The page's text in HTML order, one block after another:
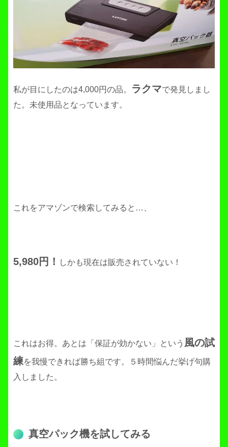
私が目にしたのは4,000円の品。 ラクマで発見しまし
た。未使用品となっています。
これをアマゾンで検索してみると…、
5,980円！ しかも現在は販売されていない！
これはお得。あとは「保証が効かない」という 風の試
練を我慢できれば勝ち組です。５時間悩んだ挙げ句購
入しました。
真空パック機を試してみる